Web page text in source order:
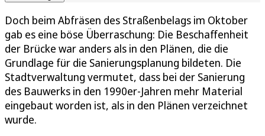
Doch beim Abfräsen des Straßenbelags im Oktober
gab es eine böse Überraschung: Die Beschaffenheit
der Brücke war anders als in den Plänen, die die
Grundlage für die Sanierungsplanung bildeten. Die
Stadtverwaltung vermutet, dass bei der Sanierung
des Bauwerks in den 1990er-Jahren mehr Material
eingebaut worden ist, als in den Plänen verzeichnet
wurde.